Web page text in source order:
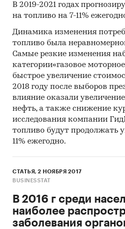
В 2019-2021 годах
на топливо на 7-11%
Динамика изменения
топливо была
Самые резкие изменения
категории«газовое
быстрое увеличение
2018 году после выборов
влияние оказали
нефть, а также снижение
исследования компании
топливо будут продолжать
11% ежегодно.
СТАТЬЯ, 2 НОЯБРЯ 2017
BUSINESSTAT
В 2016 г среди
наиболее
заболевания